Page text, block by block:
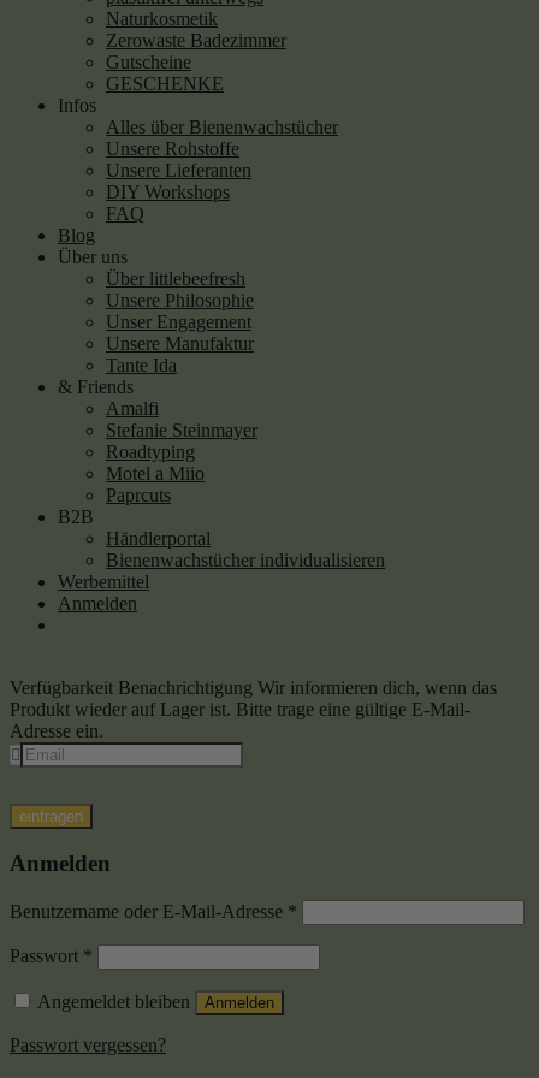
Naturkosmetik
Zerowaste Badezimmer
Gutscheine
GESCHENKE
Infos
Alles über Bienenwachstücher
Unsere Rohstoffe
Unsere Lieferanten
DIY Workshops
FAQ
Blog
Über uns
Über littlebeefresh
Unsere Philosophie
Unser Engagement
Unsere Manufaktur
Tante Ida
& Friends
Amalfi
Stefanie Steinmayer
Roadtyping
Motel a Miio
Paprcuts
B2B
Händlerportal
Bienenwachstücher individualisieren
Werbemittel
Anmelden
Verfügbarkeit Benachrichtigung Wir informieren dich, wenn das
Produkt wieder auf Lager ist. Bitte trage eine gültige E-Mail-
Adresse ein.
eintragen
Anmelden
Benutzername oder E-Mail-Adresse *
Passwort *
Angemeldet bleiben Anmelden
Passwort vergessen?